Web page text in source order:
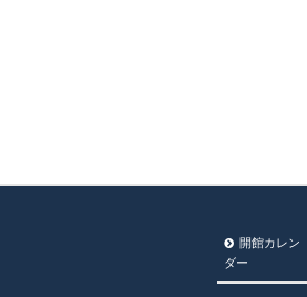
開館カレン
ダー